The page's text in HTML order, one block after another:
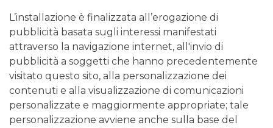
L’installazione è finalizzata all’erogazione di
pubblicità basata sugli interessi manifestati
attraverso la navigazione internet, all'invio di
pubblicità a soggetti che hanno precedentemente
visitato questo sito, alla personalizzazione dei
contenuti e alla visualizzazione di comunicazioni
personalizzate e maggiormente appropriate; tale
personalizzazione avviene anche sulla base del